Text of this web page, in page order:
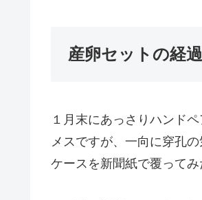
産卵セットの経過
１月末にあっさりハンド
メスですが、一向に穿孔
ケースを新聞紙で覆ってみ